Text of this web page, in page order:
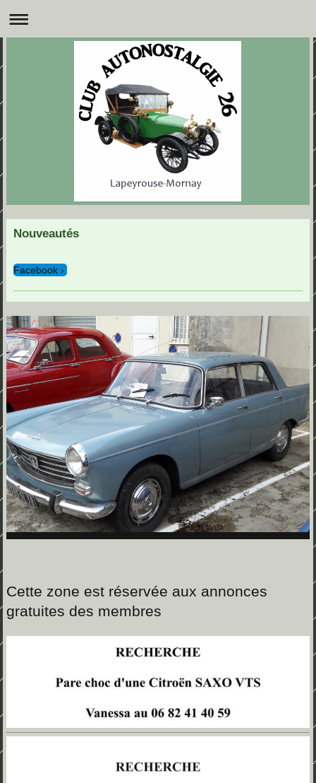
Nouveautés
Facebook
Cette zone est réservée aux annonces
gratuites des membres